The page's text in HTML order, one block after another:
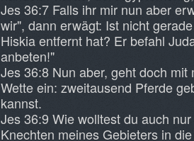
Jes 36:7 Falls ihr mir nun aber
wir", dann erwägt: Ist nicht
Hiskia entfernt hat? Er befahl
anbeten!"
Jes 36:8 Nun aber, geht doch
Wette ein: zweitausend Pferde
kannst.
Jes 36:9 Wie wolltest du auch
Knechten meines Gebieters in